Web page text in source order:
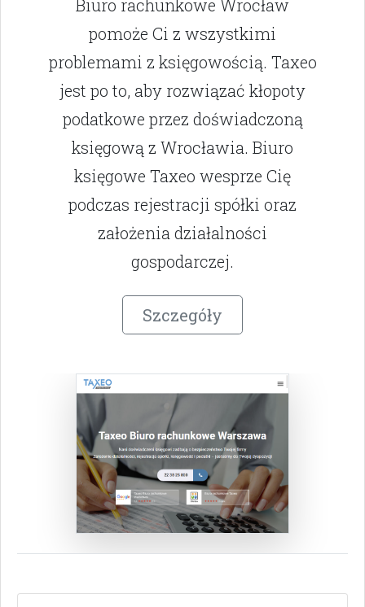
Biuro rachunkowe Wrocław
pomoże Ci z wszystkimi
problemami z księgowością. Taxeo
jest po to, aby rozwiązać kłopoty
podatkowe przez doświadczoną
księgową z Wrocławia. Biuro
księgowe Taxeo wesprze Cię
podczas rejestracji spółki oraz
założenia działalności
gospodarczej.
Szczegóły